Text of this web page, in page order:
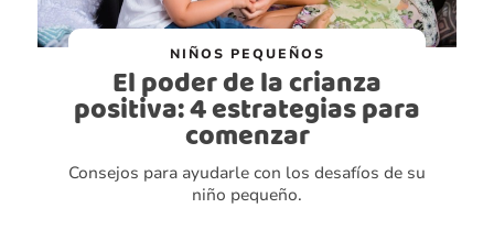
NIÑOS PEQUEÑOS
El poder de la crianza
positiva: 4 estrategias para
comenzar
Consejos para ayudarle con los desafíos de su
niño pequeño.